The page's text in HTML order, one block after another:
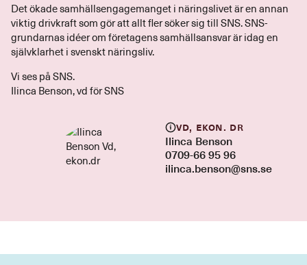
Det ökade samhällsengagemanget i näringslivet är en annan
viktig drivkraft som gör att allt fler söker sig till SNS. SNS-
grundarnas idéer om företagens samhällsansvar är idag en
självklarhet i svenskt näringsliv.
Vi ses på SNS.
Ilinca Benson, vd för SNS
Vd, ekon. dr
Ilinca Benson
0709-66 95 96
ilinca.benson@sns.se